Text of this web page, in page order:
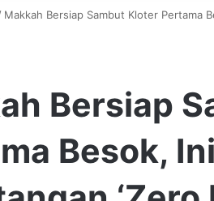
Makkah Bersiap Sambut Kloter Pertama
Bersiap
Besok,